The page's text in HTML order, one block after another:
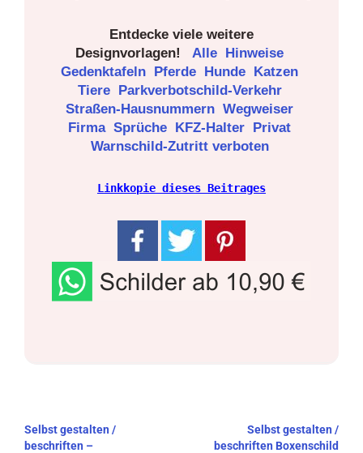
Entdecke viele weitere
Designvorlagen!
Alle Hinweise
Gedenktafeln Pferde Hunde Katzen
Tiere Parkverbotschild-Verkehr
Straßen-Hausnummern Wegweiser
Firma Sprüche KFZ-Halter Privat
Warnschild-Zutritt verboten
Linkkopie dieses Beitrages
Beitragsnavigation
Selbst gestalten /
beschriften –
Selbst gestalten /
beschriften Boxenschild